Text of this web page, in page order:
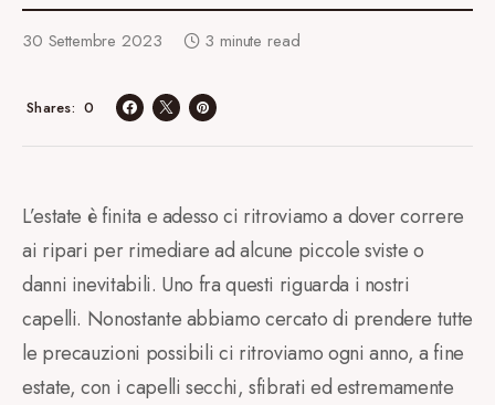
30 Settembre 2023 3 minute read
0
Shares
L’estate è finita e adesso ci ritroviamo a dover correre
ai ripari per rimediare ad alcune piccole sviste o
danni inevitabili. Uno fra questi riguarda i nostri
capelli. Nonostante abbiamo cercato di prendere tutte
le precauzioni possibili ci ritroviamo ogni anno, a fine
estate, con i capelli secchi, sfibrati ed estremamente